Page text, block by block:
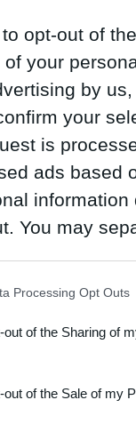
opt-out of
of your
by
your
is
ads based
You may
Participants
that this
Processing Opt Outs
out of the Sharing of
out of the Sale of my
drošības tehnoloģijas